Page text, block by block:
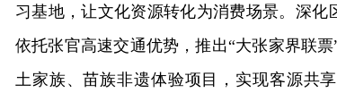
习基地，让文化资源转化为消费场景。深化
依托张官高速交通优势，推出“大张家界联
土家族、苗族非遗体验项目，实现客源共